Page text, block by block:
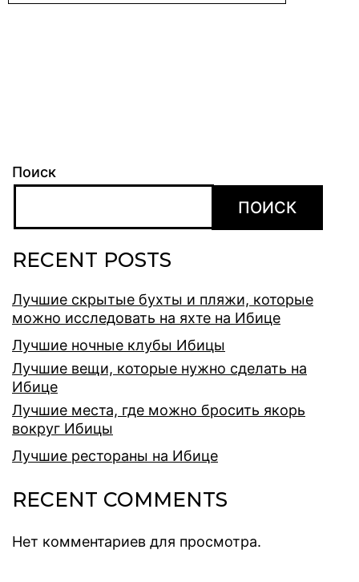
Поиск
ПОИСК
RECENT POSTS
Лучшие скрытые бухты и пляжи, которые
можно исследовать на яхте на Ибице
Лучшие ночные клубы Ибицы
Лучшие вещи, которые нужно сделать на
Ибице
Лучшие места, где можно бросить якорь
вокруг Ибицы
Лучшие рестораны на Ибице
RECENT COMMENTS
Нет комментариев для просмотра.